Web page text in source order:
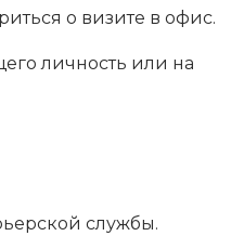
о визите в офис.
личность или на
службы.